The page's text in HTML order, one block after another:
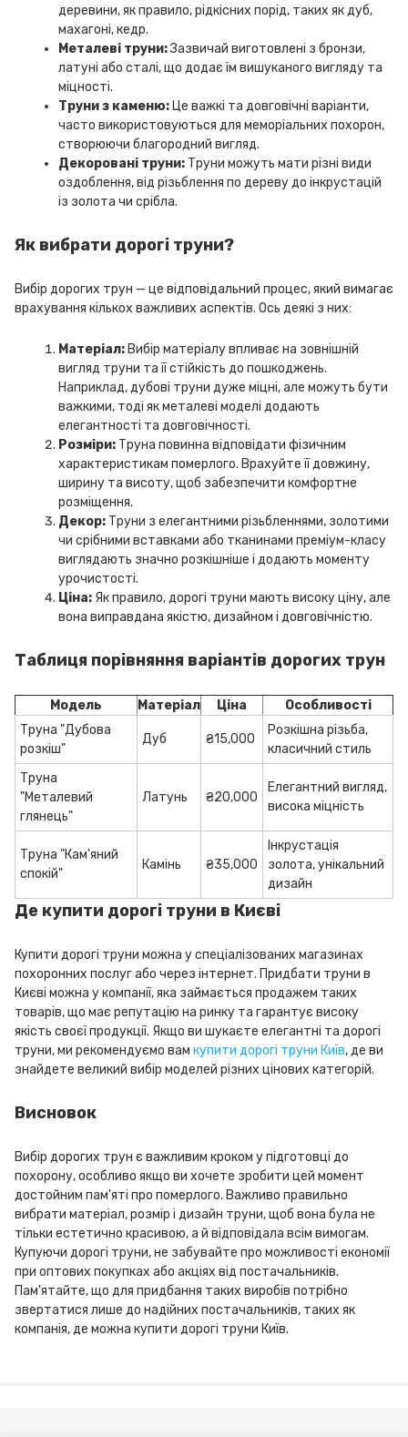
деревини, як правило, рідкісних порід, таких як дуб,
махагоні, кедр.
Металеві труни:Зазвичай виготовлені з бронзи,
латуні або сталі, що додає їм вишуканого вигляду та
міцності.
Труни з каменю: Це важкі та довговічні варіанти,
часто використовуються для меморіальних похорон,
створюючи благородний вигляд.
Декоровані труни: Труни можуть мати різні види
оздоблення, від різьблення по дереву до інкрустацій
із золота чи срібла.
Як вибрати дорогі труни?
Вибір дорогих трун — це відповідальний процес, який вимагає
врахування кількох важливих аспектів. Ось деякі з них:
Матеріал: Вибір матеріалу впливає на зовнішній
вигляд труни та її стійкість до пошкоджень.
Наприклад, дубові труни дуже міцні, але можуть бути
важкими, тоді як металеві моделі додають
елегантності та довговічності.
Розміри: Труна повинна відповідати фізичним
характеристикам померлого. Врахуйте її довжину,
ширину та висоту, щоб забезпечити комфортне
розміщення.
Декор: Труни з елегантними різьбленнями, золотими
чи срібними вставками або тканинами преміум-класу
виглядають значно розкішніше і додають моменту
урочистості.
Ціна: Як правило, дорогі труни мають високу ціну, але
вона виправдана якістю, дизайном і довговічністю.
Таблиця порівняння варіантів дорогих трун
Модель Матеріал Ціна
Особливості
Труна "Дубова
розкіш"
Дуб ₴15,000
Розкішна різьба,
класичний стиль
Труна
"Металевий
глянець"
Латунь ₴20,000
Елегантний вигляд,
висока міцність
Труна "Кам'яний
спокій"
Камінь ₴35,000
Інкрустація
золота, унікальний
дизайн
Де купити дорогі труни в Києві
Купити дорогі труни можна у спеціалізованих магазинах
похоронних послуг або через інтернет. Придбати труни в
Києві можна у компанії, яка займається продажем таких
товарів, що має репутацію на ринку та гарантує високу
якість своєї продукції. Якщо ви шукаєте елегантні та дорогі
труни, ми рекомендуємо вам купити дорогі труни Київ, де ви
знайдете великий вибір моделей різних цінових категорій.
Висновок
Вибір дорогих трун є важливим кроком у підготовці до
похорону, особливо якщо ви хочете зробити цей момент
достойним пам'яті про померлого. Важливо правильно
вибрати матеріал, розмір і дизайн труни, щоб вона була не
тільки естетично красивою, а й відповідала всім вимогам.
Купуючи дорогі труни, не забувайте про можливості економії
при оптових покупках або акціях від постачальників.
Пам'ятайте, що для придбання таких виробів потрібно
звертатися лише до надійних постачальників, таких як
компанія, де можна купити дорогі труни Київ.